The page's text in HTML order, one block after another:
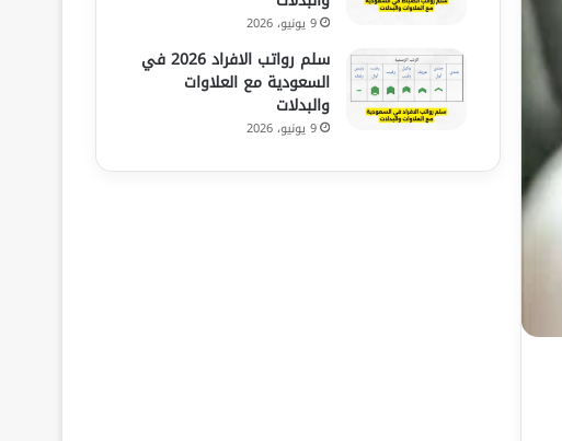
9 يونيو، 2026
سلم رواتب الافراد 2026 في
السعودية مع العلاوات
والبدلات
9 يونيو، 2026